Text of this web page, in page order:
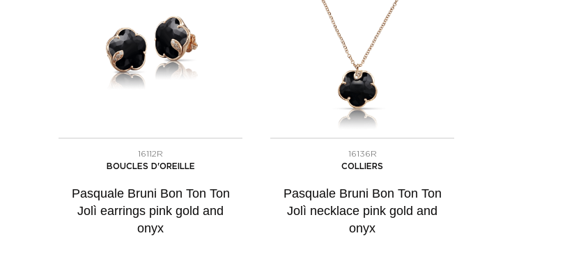
16112R
BOUCLES D'OREILLE
Pasquale Bruni Bon Ton Ton
Jolì earrings pink gold and
onyx
16136R
COLLIERS
Pasquale Bruni Bon Ton Ton
Jolì necklace pink gold and
onyx